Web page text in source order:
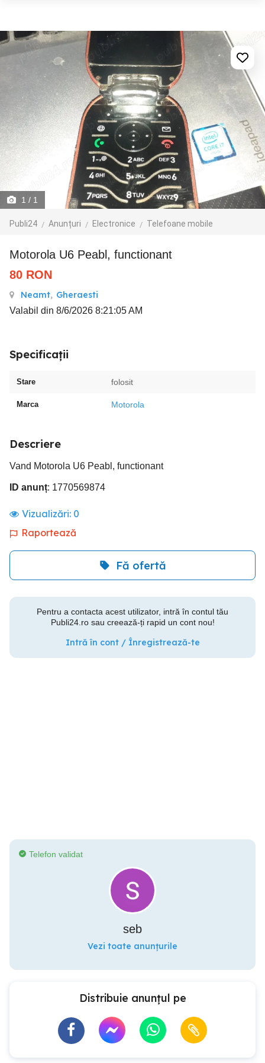
1 / 1
Publi24 Anunțuri Electronice Telefoane mobile
Motorola U6 Peabl, functionant
80 RON
Neamt, Gheraesti
Valabil din 8/6/2026 8:21:05 AM
Specificații
Stare folosit
Marca Motorola
Descriere
Vand Motorola U6 Peabl, functionant
ID anunț: 1770569874
Vizualizări: 0
Raportează
Fă ofertă
Pentru a contacta acest utilizator, intră în contul tău
Publi24.ro sau creează-ți rapid un cont nou!
Intră în cont / Înregistrează-te
Telefon validat
seb
Vezi toate anunțurile
Distribuie anunțul pe